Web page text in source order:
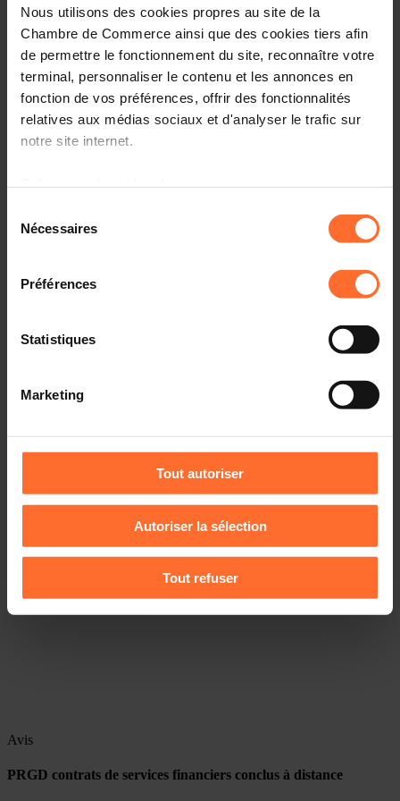
Nous utilisons des cookies propres au site de la
Chambre de Commerce ainsi que des cookies tiers afin
de permettre le fonctionnement du site, reconnaître votre
terminal, personnaliser le contenu et les annonces en
fonction de vos préférences, offrir des fonctionnalités
relatives aux médias sociaux et d'analyser le trafic sur
notre site internet.
à l’exception des cookies strictement nécessaires au
fonctionnement du site. Une description des différents
cookies est accessible sous l’onglet « Détails » ci-
dessus.
Il est précisé que la navigation sur le site et certaines
fonctionnalités (ex : lecture de vidéos, partage sur les
vidéo, personnalisation de l’affichage du site) peuvent
Vous avez la possibilité de modifier ou retirer votre
consentement à tout moment en cliquant sur l’icône
flottante en bas à gauche de chaque page.
vos données personnelles, vous pouvez consulter notre
Nécessaires
Préférences
Statistiques
Marketing
Tout autoriser
Autoriser la sélection
Tout refuser
Fiscalité - La facturation électronique s'étendra aux échanges
Lire plus
Avis
PRGD contrats de services financiers conclus à distance